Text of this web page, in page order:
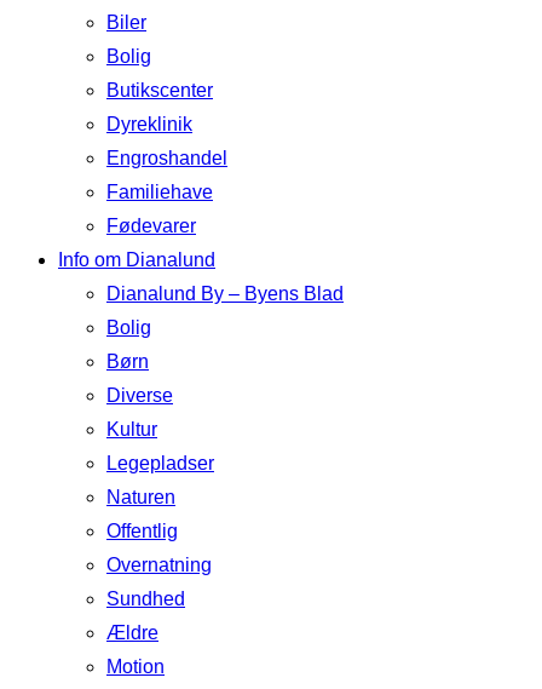
Biler
Bolig
Butikscenter
Dyreklinik
Engroshandel
Familiehave
Fødevarer
Info om Dianalund
Dianalund By – Byens Blad
Bolig
Børn
Diverse
Kultur
Legepladser
Naturen
Offentlig
Overnatning
Sundhed
Ældre
Motion